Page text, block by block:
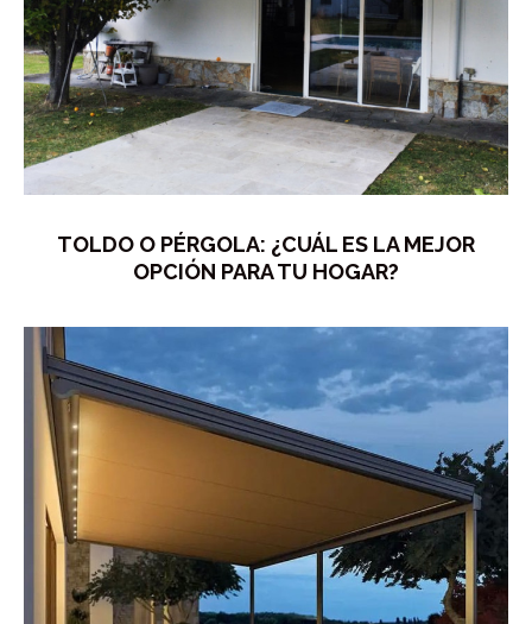
TOLDO O PÉRGOLA: ¿CUÁL ES LA MEJOR
OPCIÓN PARA TU HOGAR?